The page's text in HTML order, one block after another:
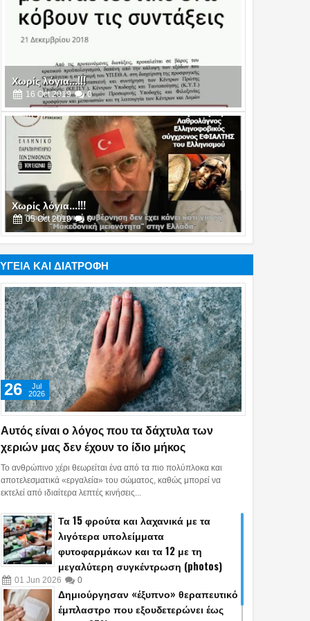
Χωρίς λόγια...!!!
05 Oct 2019 0
Χωρίς λόγια...!!!
17 Jul 2019 0
Χωρίς λόγια...!!!
16 Jul 2019 0
Χωρίς λόγια...!!!
19 Jun 2019 0
Χωρίς λόγια...!!!
25 2019 0
ΥΓΕΙΑ ΚΑΙ ΔΙΑΤΡΟΦΗ
Αυτός είναι ο λόγος που τα δάχτυλα των
χεριών μας δεν έχουν το ίδιο μήκος
26
Jul
2026
Το ανθρώπινο χέρι θεωρείται ένα από τα πιο πολύπλοκα και
αποτελεσματικά «εργαλεία» του σώματος, καθώς μπορεί να
εκτελεί από ιδιαίτερα λεπτές κινήσεις...
Τα 15 φρούτα και λαχανικά με τα
λιγότερα υπολείμματα
φυτοφαρμάκων και τα 12 με τη
μεγαλύτερη συγκέντρωση (photos)
01 Jun 2026 0
Δημιούργησαν «έξυπνο» θεραπευτικό
έμπλαστρο που εξουδετερώνει έως